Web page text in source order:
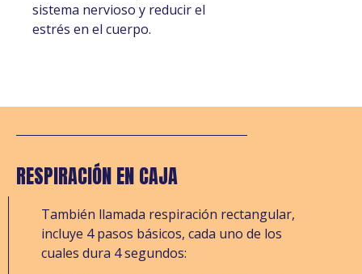
sistema nervioso y reducir el
estrés en el cuerpo.
RESPIRACIÓN EN CAJA
También llamada respiración rectangular,
incluye 4 pasos básicos, cada uno de los
cuales dura 4 segundos: